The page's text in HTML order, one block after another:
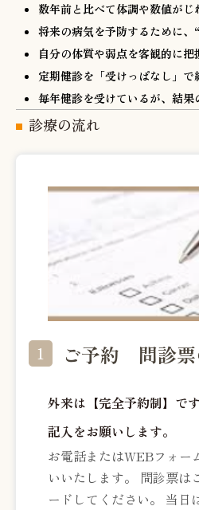
数年前と比べて体調や数値が
将来の病気を予防するために
自分の体質や弱点を客観的に
定期健診を「受けっぱなし」
毎年健診を受けているが、結
診療の流れ
1 ご予約 問診票
外来は【完全予約制】で
記入をお願いします。
お電話またはWEBフォー
いいたします。 問診票は
ードしてください。 当日